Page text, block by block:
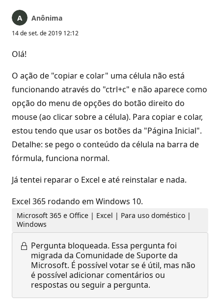
Anônima
14 de set. de 2019 12:12
Olá!
O ação de "copiar e colar" uma célula não está
funcionando através do "ctrl+c" e não aparece como
opção do menu de opções do botão direito do
mouse (ao clicar sobre a célula). Para copiar e colar,
estou tendo que usar os botões da "Página Inicial".
Detalhe: se pego o conteúdo da célula na barra de
fórmula, funciona normal.
Já tentei reparar o Excel e até reinstalar e nada.
Excel 365 rodando em Windows 10.
Microsoft 365 e Office | Excel | Para uso doméstico |
Windows
Pergunta bloqueada. Essa pergunta foi
migrada da Comunidade de Suporte da
Microsoft. É possível votar se é útil, mas não
é possível adicionar comentários ou
respostas ou seguir a pergunta.